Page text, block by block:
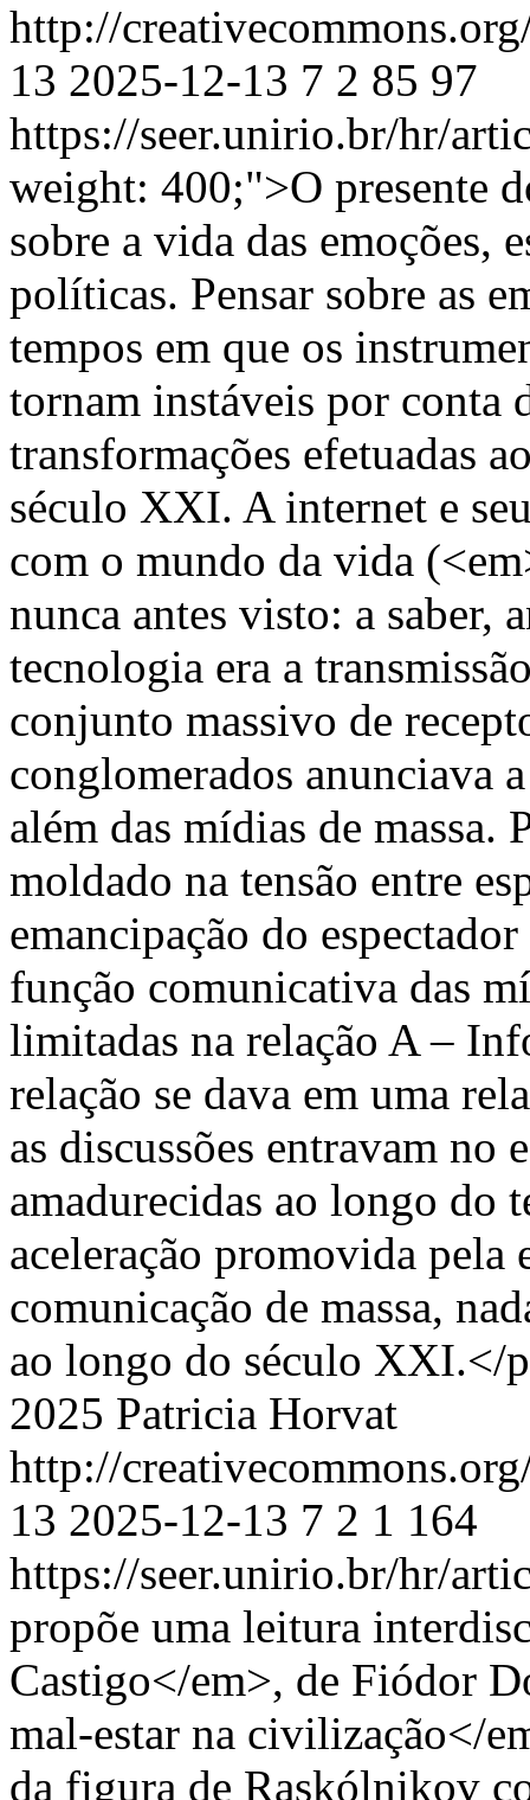
http://
13 2025-12-13 7 2 85 97
https://seer.unirio.br/hr/
weight: 400;">O presente
sobre a vida das emoções,
políticas. Pensar sobre as
tempos em que os
tornam instáveis por conta
transformações efetuadas
século XXI. A internet e
com o mundo da vida
nunca antes visto: a saber,
tecnologia era a
conjunto massivo de
conglomerados anunciava
além das mídias de massa.
moldado na tensão entre
emancipação do
função comunicativa das
limitadas na relação A –
relação se dava em uma
as discussões entravam no
amadurecidas ao longo do
aceleração promovida pela
comunicação de massa,
ao longo do século XXI.</
2025 Patricia Horvat
http://
13 2025-12-13 7 2 1 164
https://seer.unirio.br/hr/
propõe uma leitura
Castigo</em>, de Fiódor
mal-estar na civilização</
da figura de Raskólnikov